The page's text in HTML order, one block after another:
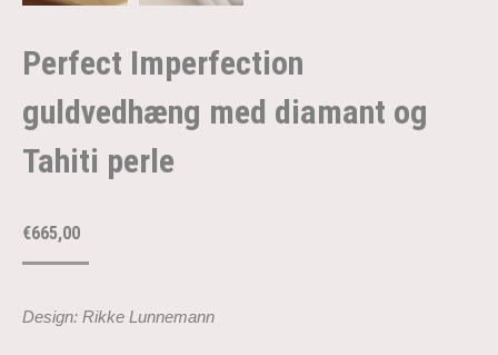
Perfect Imperfection
guldvedhæng med diamant og
Tahiti perle
€665,00
Design: Rikke Lunnemann